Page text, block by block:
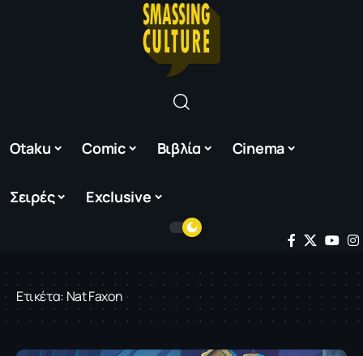
Otaku Comic Βιβλία Cinema
Σειρές Exclusive
Ετικέτα:Nat Faxon